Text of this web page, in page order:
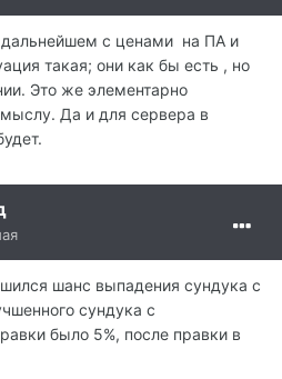
с ценами на ПА и
такая; они как бы есть , но
Это же элементарно
Да и для сервера в
шанс выпадения сундука с
сундука с
было 5%, после правки в